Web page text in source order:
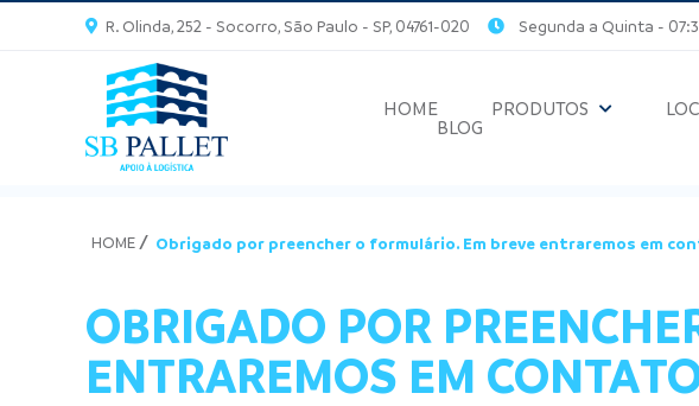
R. Olinda, 252 - Socorro, São Paulo - SP, 04761-020 Segunda a Quinta -
HOME PRODUTOS
BLOG
HOME Obrigado por preencher o formulário. Em breve entraremos em
OBRIGADO POR
ENTRAREMOS EM